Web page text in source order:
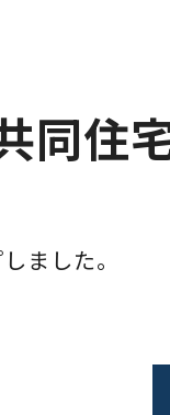
同住
ました。